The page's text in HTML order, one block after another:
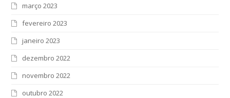
março 2023
fevereiro 2023
janeiro 2023
dezembro 2022
novembro 2022
outubro 2022